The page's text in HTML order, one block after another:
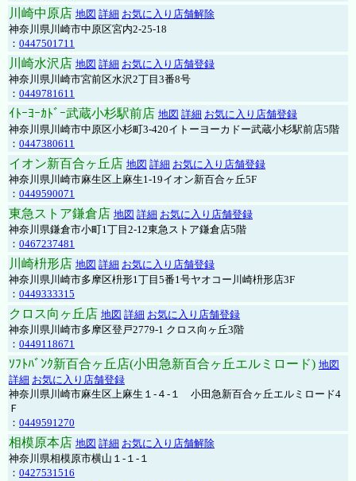
川崎中原店 地図 詳細 お気に入り店舗解除
神奈川県川崎市中原区宮内2-25-18
： 0447501711
川崎水沢店 地図 詳細 お気に入り店舗登録
神奈川県川崎市宮前区水沢2丁目3番8号
： 0449781611
ｲﾄｰﾖｰｶﾄﾞｰ武蔵小杉駅前店 地図 詳細 お気に入り店舗登録
神奈川県川崎市中原区小杉町3-420イトーヨーカドー武蔵小杉駅前店5階
： 0447380611
イオン新百合ヶ丘店 地図 詳細 お気に入り店舗登録
神奈川県川崎市麻生区上麻生1-19イオン新百合ヶ丘5F
： 0449590071
東急ストア鎌倉店 地図 詳細 お気に入り店舗登録
神奈川県鎌倉市小町1丁目2-12東急ストア鎌倉店5階
： 0467237481
川崎枡形店 地図 詳細 お気に入り店舗登録
神奈川県川崎市多摩区枡形1丁目5番1号ヤオコー川崎枡形店3F
： 0449333315
クロス向ヶ丘店 地図 詳細 お気に入り店舗登録
神奈川県川崎市多摩区登戸2779-1 クロス向ヶ丘3階
： 0449118671
ｿﾌﾄﾊﾞﾝｸ新百合ヶ丘店(小田急新百合ヶ丘エルミロード) 地図
詳細 お気に入り店舗登録
神奈川県川崎市麻生区上麻生１-４-１ 小田急新百合ヶ丘エルミロード4
Ｆ
： 0449591270
相模原本店 地図 詳細 お気に入り店舗解除
神奈川県相模原市横山１-１-１
： 0427531516